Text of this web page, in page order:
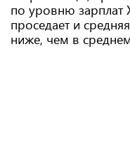
по уровню зарплат
проседает и
ниже, чем в